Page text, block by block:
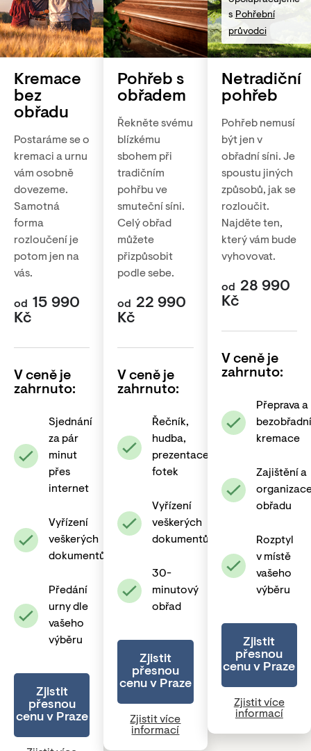
Kremace
bez
obřadu
Postaráme se o
kremaci a urnu
vám osobně
dovezeme.
Samotná
forma
rozloučení je
potom jen na
vás.
od
15 990
Kč
V ceně je
zahrnuto:
Sjednání
za pár
minut
přes
internet
Vyřízení
veškerých
dokumentů
Předání
urny dle
vašeho
výběru
Zjistit
přesnou
cenu v Praze
Pohřeb s
obřadem
Řekněte svému
blízkému
sbohem při
tradičním
pohřbu ve
smuteční síni.
Celý obřad
můžete
přizpůsobit
podle sebe.
od
22 990
Kč
V ceně je
zahrnuto:
Řečník,
hudba,
prezentace
fotek
Vyřízení
veškerých
dokumentů
30-
minutový
obřad
Zjistit
přesnou
cenu v Praze
Zjistit více
informací
s Pohřební
průvodci
Netradiční
pohřeb
Pohřeb nemusí
být jen v
obřadní síni. Je
spoustu jiných
způsobů, jak se
rozloučit.
Najděte ten,
který vám bude
vyhovovat.
od
28 990
Kč
V ceně je
zahrnuto:
Přeprava a
bezobřadní
kremace
Zajištění a
obřadu
Rozptyl
v místě
vašeho
výběru
Zjistit
přesnou
cenu v Praze
Zjistit více
informací